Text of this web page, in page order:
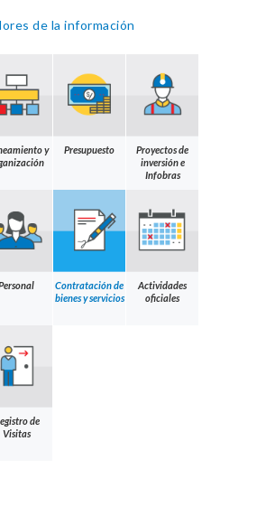
de la información
y
Presupuesto
Proyectos de
inversión e
Infobras
Contratación de
bienes y servicios
Actividades
oficiales
de
Visitas